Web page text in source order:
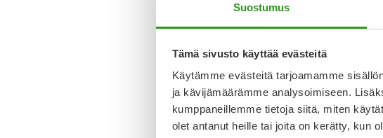
Suostumus
Tämä sivusto käyttää evästeitä
Käytämme evästeitä tarjoamamme
ja kävijämäärämme analysoimiseen.
kumppaneillemme tietoja siitä, miten
olet antanut heille tai joita on kerätty, kun